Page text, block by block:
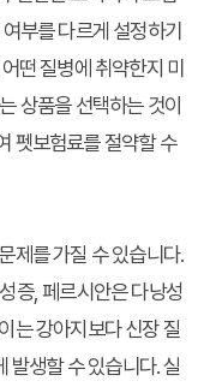
부를 다르게 설정하기
떤 질병에 취약한지 미
상품을 선택하는 것이
펫보험료를 절약할 수
제를 가질 수 있습니다.
증, 페르시안은 다낭성
는 강아지보다 신장 질
발생할 수 있습니다. 실